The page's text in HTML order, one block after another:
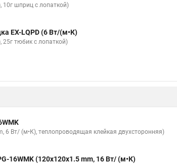
10г шприц с лопаткой)
EX-LQPD (6 Вт/(м•К)
25г тюбик с лопаткой)
6 Вт/ (м•К), теплопроводящая клейкая двухсторонняя)
16WMK (120x120x1.5 mm, 16 Вт/ (м•К)